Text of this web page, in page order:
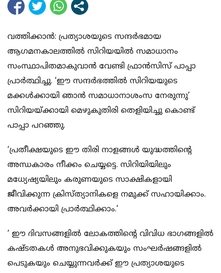
വത്തിക്കാന്‍: പ്രത്യാശയുടെ സന്ദര്‍ഭമായ
ആഗമനകാലത്തില്‍ സിറിയയില്‍ സമാധാനം
സംസ്ഥാപിതമാകുവാന്‍ വേണ്ടി ഫ്രാന്‍സിസ് പാപ്പാ
പ്രാര്‍ത്ഥിച്ചു. ‘ഈ സന്ദര്‍ഭത്തില്‍ സിറിയയുടെ
മക്കള്‍ക്കായി ഞാന്‍ സമാധാനാശംസ നേരുന്നു’
സിറിയയ്ക്കായി മെഴുകുതിരി തെളിയിച്ചു കൊണ്ട്
പാപ്പാ പറഞ്ഞു.
‘പ്രതീക്ഷയുടെ ഈ തിരി നാളങ്ങള്‍ യുദ്ധത്തിന്റെ
അന്ധകാരം നീക്കം ചെയ്യട്ടെ. സിറിയിയിലും
മധ്യേഷ്യയിലും കരുണയുടെ സാക്ഷികളായി
ജീവിക്കുന്ന ക്രിസ്ത്യാനികളെ നമുക്ക് സഹായിക്കാം.
അവര്‍ക്കായി പ്രാര്‍ത്ഥിക്കാം.’
‘ ഈ ദിവസങ്ങളില്‍ ലോകത്തിന്റെ വിവിധ ഭാഗങ്ങളില്‍
കഷ്ടതകള്‍ അനുഭവിക്കുകയും സംഘര്‍ഷങ്ങളില്‍
പെടുകയും ചെയ്യുന്നവര്‍ക്ക് ഈ പ്രത്യാശയുടെ